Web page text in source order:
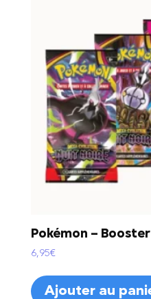
Pokémon –
6,95€
Ajouter au